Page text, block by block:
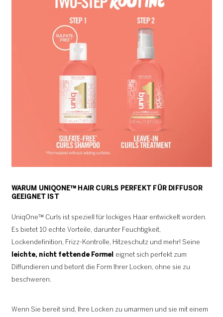
WARUM UNIQONE™ HAIR CURLS PERFEKT FÜR DIFFUSOR
GEEIGNET IST
UniqOne™ Curls ist speziell für lockiges Haar entwickelt worden.
Es bietet 10 echte Vorteile, darunter Feuchtigkeit,
Lockendefinition, Frizz-Kontrolle, Hitzeschutz und mehr! Seine
leichte, nicht fettende Formel
eignet sich perfekt zum
Diffundieren und betont die Form Ihrer Locken, ohne sie zu
beschweren.
Wenn Sie bereit sind, Ihre Locken zu umarmen und sie mit einem